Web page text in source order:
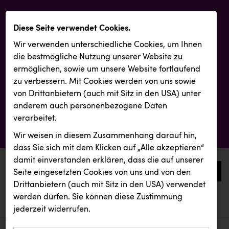
0
aktuelle aussendungen
aktuelle aussendungen
Diese Seite verwendet Cookies.
Wir verwenden unterschiedliche Cookies, um Ihnen
die best­mögliche Nutzung unserer Website zu
ermöglichen, sowie um unsere Website fortlaufend
zu verbessern. Mit Cookies werden von uns sowie
von Drittanbietern (auch mit Sitz in den USA) unter
anderem auch personenbezogene Daten
verarbeitet.
Wir weisen in diesem Zusammenhang darauf hin,
dass Sie sich mit dem Klicken auf „Alle akzeptieren“
damit ein­ver­standen erklären, dass die auf unserer
Seite eingesetzten Cookies von uns und von den
Drittanbietern (auch mit Sitz in den USA) verwendet
werden dürfen. Sie können diese Zustimmung
jederzeit widerrufen.